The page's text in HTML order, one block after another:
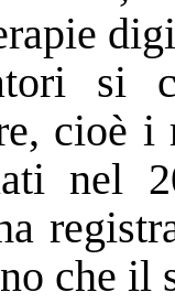
si
cioè
nel
che il